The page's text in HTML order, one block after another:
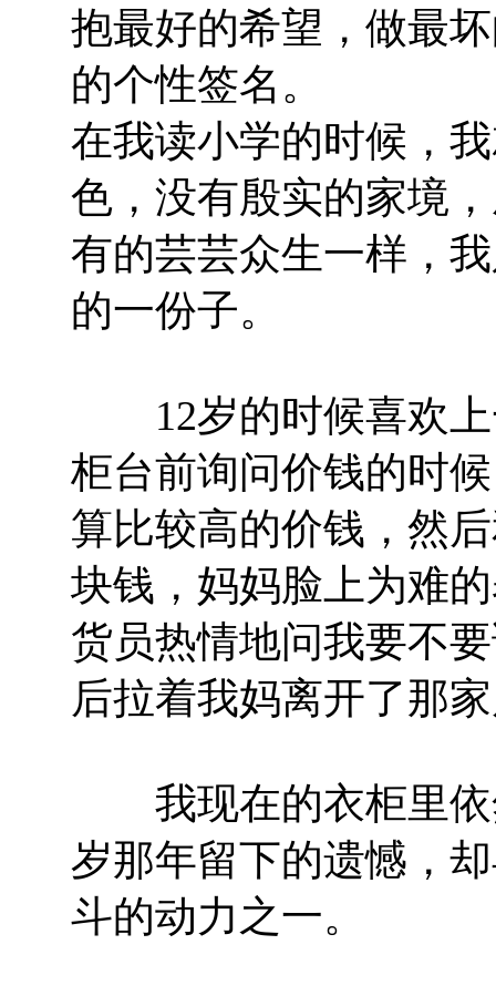
抱最好的希望，做最
的个性签名。
在我读小学的时候，
色，没有殷实的家境
有的芸芸众生一样，
的一份子。
12岁的时候喜欢上
柜台前询问价钱的时
算比较高的价钱，然
块钱，妈妈脸上为难
货员热情地问我要不
后拉着我妈离开了那
我现在的衣柜里依
岁那年留下的遗憾，
斗的动力之一。